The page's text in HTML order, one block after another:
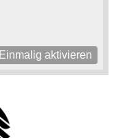
Einmalig aktivieren